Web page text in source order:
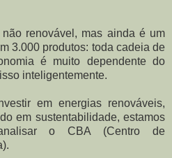
renovável, mas ainda é um
3.000 produtos: toda cadeia de
é muito dependente do
inteligentemente.
em energias renováveis,
em sustentabilidade, estamos
o CBA (Centro de